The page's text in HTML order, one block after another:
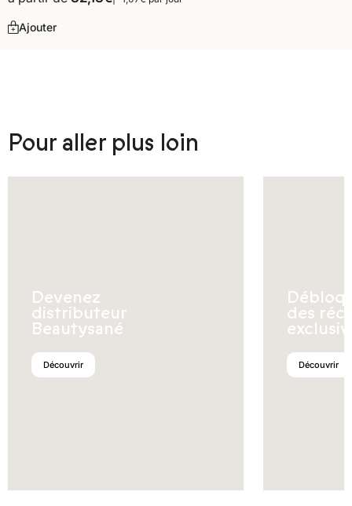
Ajouter
Pour aller plus loin
Devenez
distributeur
Beautysané
Découvrir
des
Découvrir